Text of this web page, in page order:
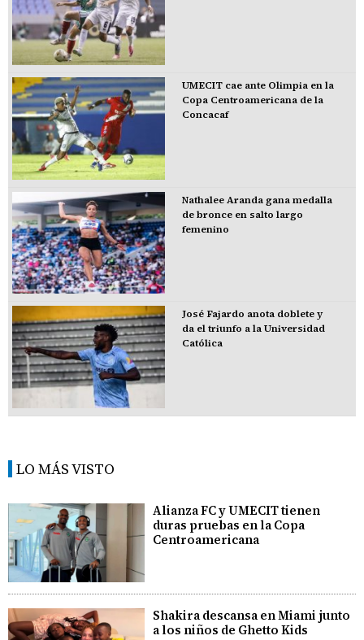
UMECIT cae ante Olimpia en la
Copa Centroamericana de la
Concacaf
Nathalee Aranda gana medalla
de bronce en salto largo
femenino
José Fajardo anota doblete y
da el triunfo a la Universidad
Católica
LO MÁS VISTO
Alianza FC y UMECIT tienen
duras pruebas en la Copa
Centroamericana
Shakira descansa en Miami junto
a los niños de Ghetto Kids